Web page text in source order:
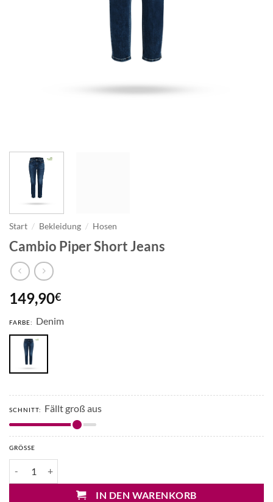
Start / Bekleidung / Hosen
Cambio Piper Short Jeans
149,90€
FARBE: Denim
SCHNITT: Fällt groß aus
GRÖSSE
IN DEN WARENKORB